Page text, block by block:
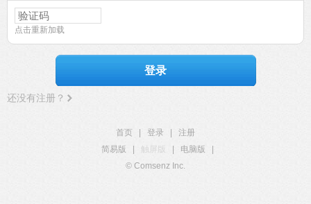
点击重新加载
登录
还没有注册？
首页 登录
注册
简易版
触屏版 电脑版
© Comsenz Inc.